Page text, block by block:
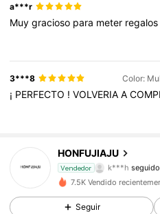
a***r
Muygracioso para meter regalos
3***8 Color:
¡ PERFECTO !VOLVERIAA
HONFUJIAJU
Vendedor
k***h
4,89
341
341
7.5K Vendido
Seguir